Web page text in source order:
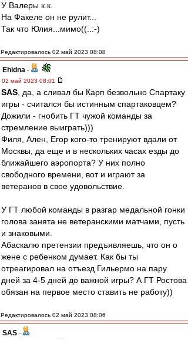
У Валеры к.к.
На Факеле он не рулит...
Так что Юлия...мимо((..:-)
Редактировалось 02 май 2023 08:08
Ehidna -
02 май 2023 08:01
SAS , да, а сливал бы Карп безвольно Спартаку
игры - считался бы истинным спартаковцем?
Дожили - гнобить ГТ чужой команды за
стремление выиграть)))
Филя, Ален, Егор кого-то тренируют вдали от
Москвы, да еще и в нескольких часах езды до
ближайшего аэропорта? У них полно
свободного времени, вот и играют за
ветеранов в свое удовольствие.
У ГТ любой команды в разгар медальной гонки
голова занята не ветеранскими матчами, пусть
и знаковыми.
Абаскалю претензии предъявляешь, что он о
жене с ребенком думает. Как бы ты
отреагировал на отъезд Гильермо на пару
дней за 4-5 дней до важной игры? А ГТ Ростова
обязан на первое место ставить не работу))
Редактировалось 02 май 2023 08:06
SAS -